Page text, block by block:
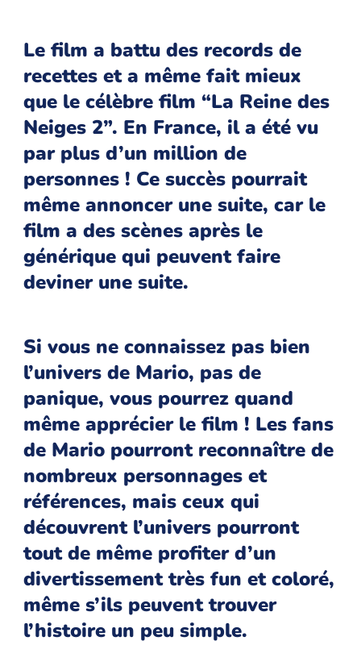
Le film a battu des records de
recettes et a même fait mieux
que le célèbre film “La Reine des
Neiges 2”. En France, il a été vu
par plus d’un million de
personnes ! Ce succès pourrait
même annoncer une suite, car le
film a des scènes après le
générique qui peuvent faire
deviner une suite.
Si vous ne connaissez pas bien
l’univers de Mario, pas de
panique, vous pourrez quand
même apprécier le film ! Les fans
de Mario pourront reconnaître de
nombreux personnages et
références, mais ceux qui
découvrent l’univers pourront
tout de même profiter d’un
divertissement très fun et coloré,
même s’ils peuvent trouver
l’histoire un peu simple.